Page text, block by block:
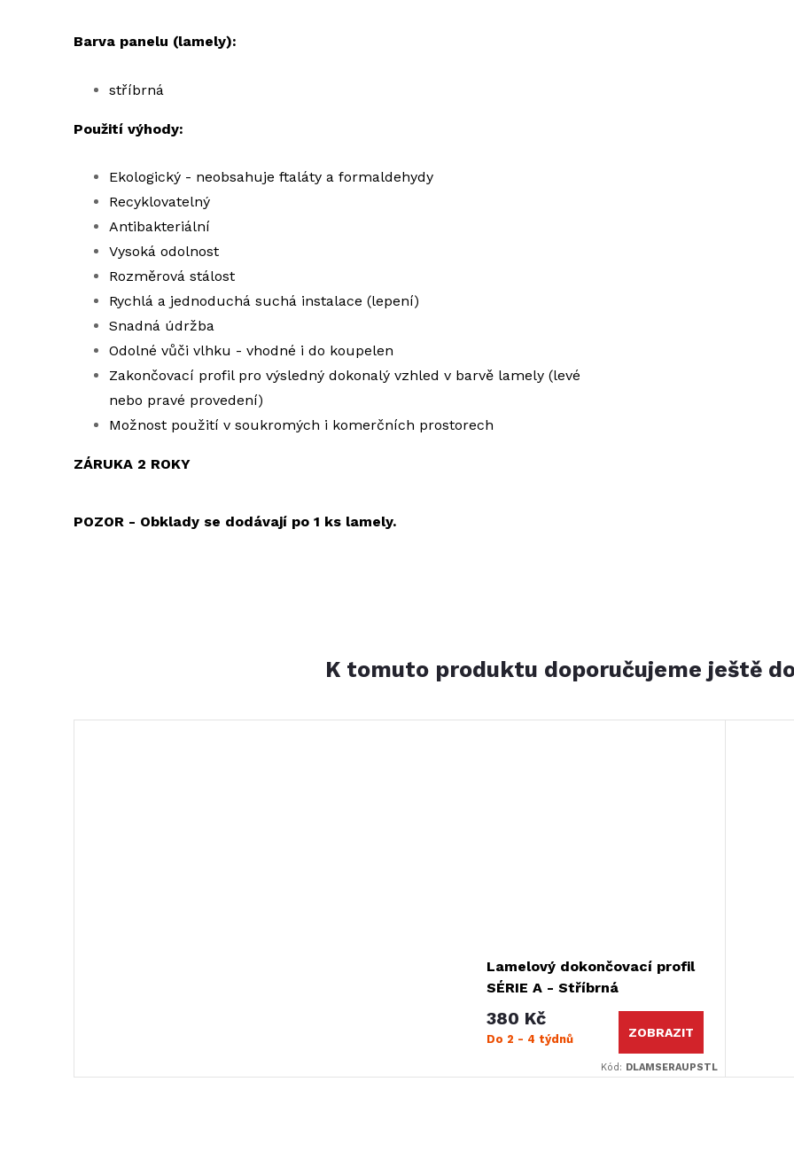
Barva panelu (lamely):
stříbrná
Použití výhody:
Ekologický - neobsahuje ftaláty a formaldehydy
Recyklovatelný
Antibakteriální
Vysoká odolnost
Rozměrová stálost
Rychlá a jednoduchá suchá instalace (lepení)
Snadná údržba
Odolné vůči vlhku - vhodné i do koupelen
Zakončovací profil pro výsledný dokonalý vzhled v barvě lamely (levé
nebo pravé provedení)
Možnost použití v soukromých i komerčních prostorech
ZÁRUKA 2 ROKY
POZOR - Obklady se dodávají po 1 ks lamely.
K tomuto produktu doporučujeme ještě
Lamelový dokončovací profil
SÉRIE A - Stříbrná
380 Kč
Do 2 - 4 týdnů ZOBRAZIT
Kód: DLAMSERAUPSTL